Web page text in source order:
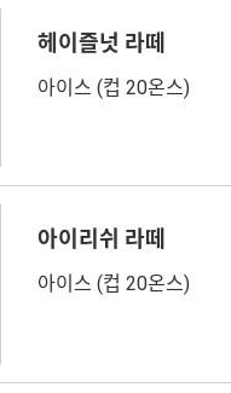
헤이즐넛 라떼
아이스 (컵 20온스)
아이리쉬 라떼
아이스 (컵 20온스)